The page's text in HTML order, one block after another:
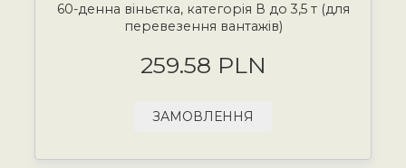
60-денна віньєтка, категорія В до 3,5 т (для
перевезення вантажів)
259.58 PLN
ЗАМОВЛЕННЯ